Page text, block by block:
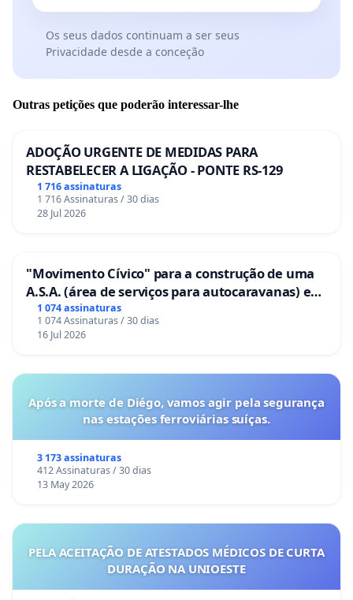
Os seus dados continuam a ser seus
Privacidade desde a conceção
Outras petições que poderão interessar-lhe
ADOÇÃO URGENTE DE MEDIDAS PARA
RESTABELECER A LIGAÇÃO - PONTE RS-129
1 716 assinaturas
1 716 Assinaturas / 30 dias
28 Jul 2026
"Movimento Cívico" para a construção de uma
A.S.A. (área de serviços para autocaravanas) em
Coimbra
1 074 assinaturas
1 074 Assinaturas / 30 dias
16 Jul 2026
Após a morte de Diégo, vamos agir pela segurança
nas estações ferroviárias suíças.
3 173 assinaturas
412 Assinaturas / 30 dias
13 May 2026
PELA ACEITAÇÃO DE ATESTADOS MÉDICOS DE CURTA
DURAÇÃO NA UNIOESTE